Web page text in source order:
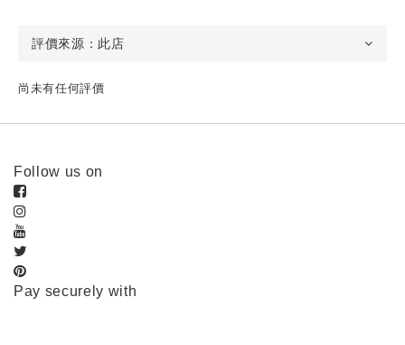
尚未有任何評價
Follow us on
Pay securely with